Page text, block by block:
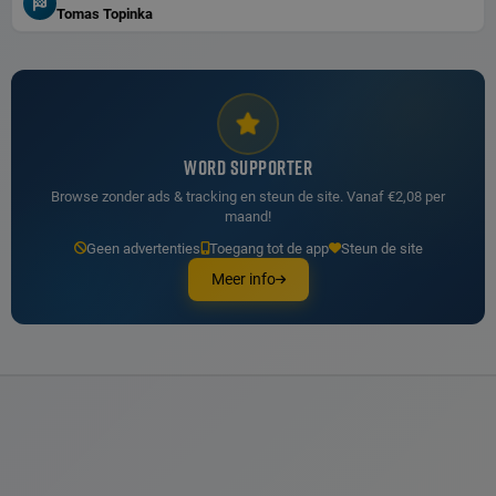
Tomas Topinka
WORD SUPPORTER
Browse zonder ads & tracking en steun de site. Vanaf €2,08 per
maand!
Geen advertenties Toegang tot de app Steun de site
Meer info